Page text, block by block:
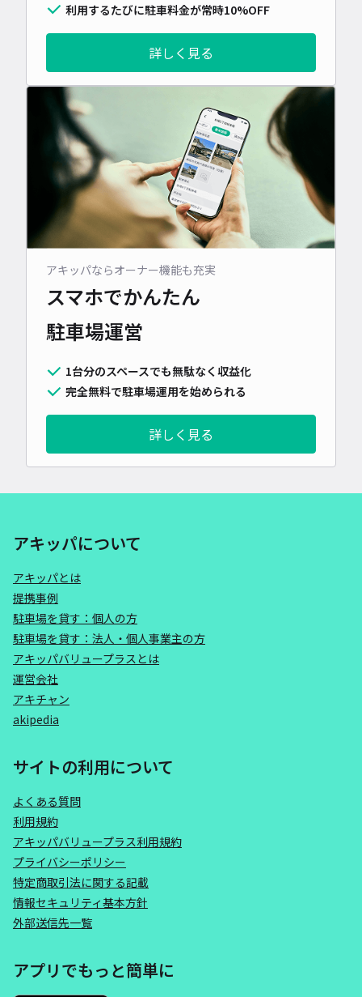
利用するたびに駐車料金が常時10%OFF
詳しく見る
アキッパならオーナー機能も充実
スマホでかんたん
駐車場運営
1台分のスペースでも無駄なく収益化
完全無料で駐車場運用を始められる
詳しく見る
アキッパについて
アキッパとは
提携事例
駐車場を貸す：個人の方
駐車場を貸す：法人・個人事業主の方
アキッパバリュープラスとは
運営会社
アキチャン
akipedia
サイトの利用について
よくある質問
利用規約
アキッパバリュープラス利用規約
プライバシーポリシー
特定商取引法に関する記載
情報セキュリティ基本方針
外部送信先一覧
アプリでもっと簡単に